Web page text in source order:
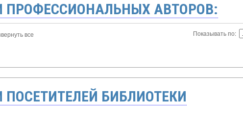
ПРОФЕССИОНАЛЬНЫХ АВТОРОВ:
все Показывать по:
БИБЛИОТЕКИ